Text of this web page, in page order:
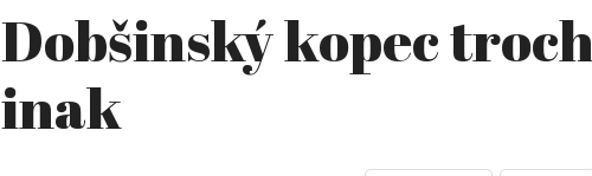
Dobšinský kopec
inak